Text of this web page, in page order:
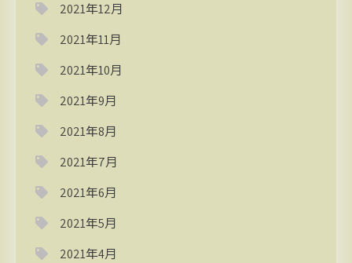
2021年12月
2021年11月
2021年10月
2021年9月
2021年8月
2021年7月
2021年6月
2021年5月
2021年4月